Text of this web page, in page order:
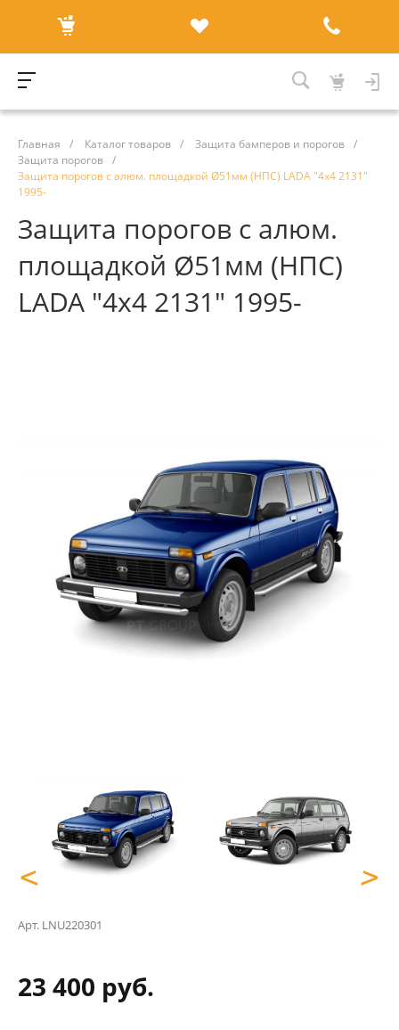
Главная / Каталог товаров / Защита бамперов и порогов /
Защита порогов /
Защита порогов с алюм. площадкой Ø51мм (НПС) LADA "4х4 2131"
1995-
Защита порогов с алюм.
площадкой Ø51мм (НПС)
LADA "4х4 2131" 1995-
< >
Арт. LNU220301
23 400 руб.